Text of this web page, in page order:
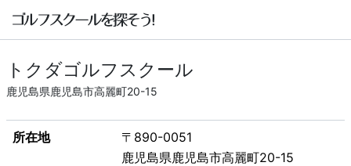
トクダゴルフスクール
鹿児島県鹿児島市高麗町20-15
所在地
〒890-0051
鹿児島県鹿児島市高麗町20-15